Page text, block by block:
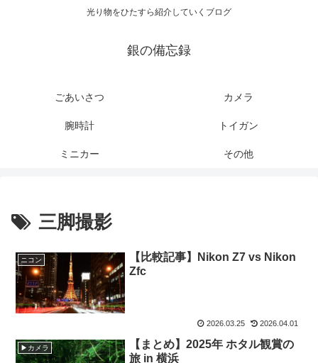
光り物をひたすら紹介していくブログ
銀の備忘録
ごあいさつ カメラ
腕時計 トイガン
ミニカー その他
三脚撮影
ニコン
【比較記事】Nikon Z7 vs Nikon
Zfc
2026.03.25 2026.04.01
▶カメラ
【まとめ】2025年 ホタル観賞の
旅 in 横浜